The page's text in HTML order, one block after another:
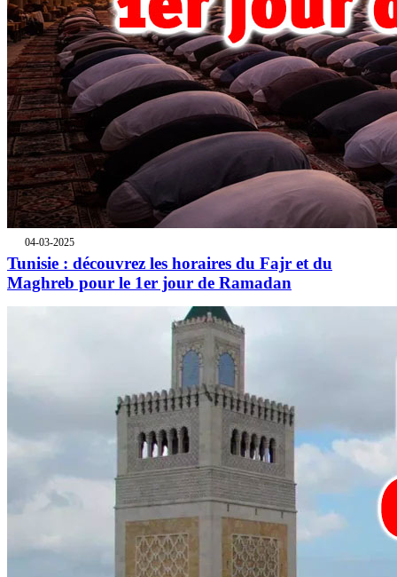
04-03-2025
Tunisie : découvrez les horaires du Fajr et du
Maghreb pour le 1er jour de Ramadan